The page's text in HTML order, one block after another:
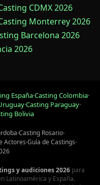
CDMX 2026
Monterrey 2026
Barcelona 2026
2026
España·Casting Colombia·
·Casting Paraguay·
Bolivia
·Casting Rosario·
Actores·Guía de Castings·
y audiciones 2026 para
Latinoamérica y España.